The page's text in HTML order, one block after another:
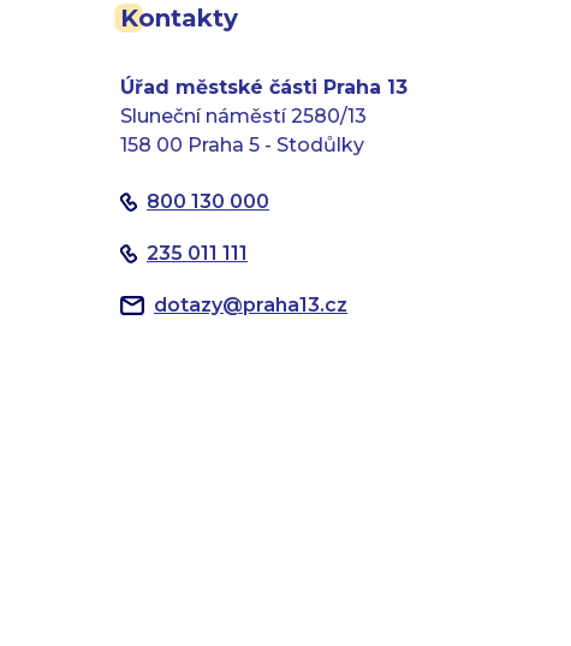
Kontakty
Úřad městské části Praha 13
Sluneční náměstí 2580/13
158 00 Praha 5 - Stodůlky
800 130 000
235 011 111
dotazy@praha13.cz